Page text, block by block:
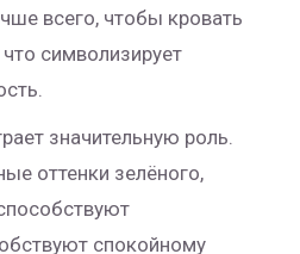
всего, чтобы кровать
символизирует
значительную роль.
оттенки зелёного,
спокойному